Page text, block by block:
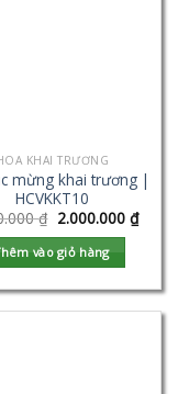
KHAI TRƯƠNG
mừng khai trương |
HCVKKT10
₫ 2.000.000 ₫
vào giỏ hàng